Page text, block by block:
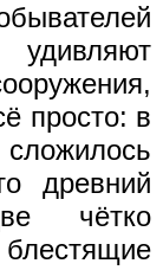
просто: в
древний
чётко